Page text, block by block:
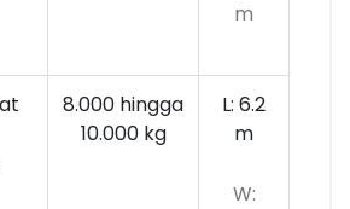
m
8.000 hingga
10.000 kg
L: 6.2
m
W: